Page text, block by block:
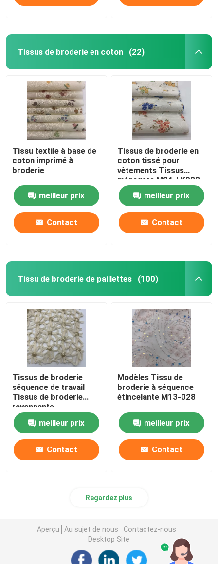
Tissus de broderie en coton (22)
Tissu textile à base de
coton imprimé à
broderie
meilleur prix
Contact
Tissus de broderie en
coton tissé pour
vêtements Tissus
ménagers M04-LK022
meilleur prix
Contact
Tissu de broderie de paillettes (100)
Tissus de broderie
séquence de travail
Tissus de broderie
rayonnante
meilleur prix
Contact
Modèles Tissu de
broderie à séquence
étincelante M13-028
meilleur prix
Contact
Regardez plus
Aperçu Au sujet de nous
Contactez-nous
Desktop Site